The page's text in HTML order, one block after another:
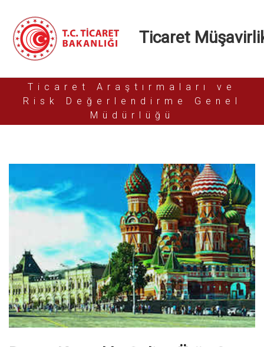
Ticaret
Ticaret Araştırmaları ve
Risk Değerlendirme Genel
Müdürlüğü